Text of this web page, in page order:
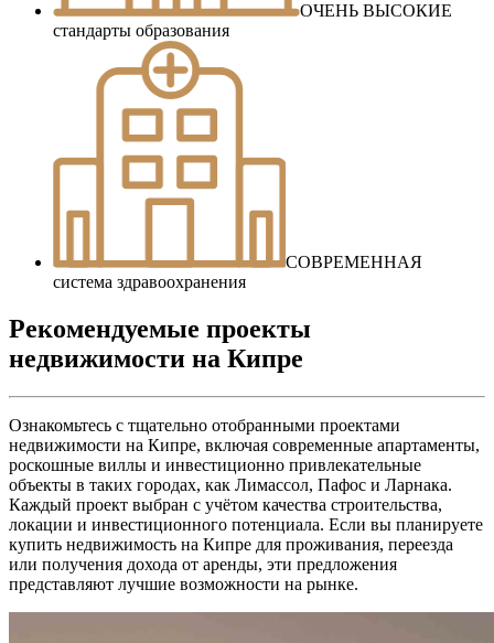
ОЧЕНЬ ВЫСОКИЕ
стандарты образования
СОВРЕМЕННАЯ
система здравоохранения
Рекомендуемые проекты
недвижимости на Кипре
Ознакомьтесь с тщательно отобранными проектами
недвижимости на Кипре, включая современные апартаменты,
роскошные виллы и инвестиционно привлекательные
объекты в таких городах, как Лимассол, Пафос и Ларнака.
Каждый проект выбран с учётом качества строительства,
локации и инвестиционного потенциала. Если вы планируете
купить недвижимость на Кипре для проживания, переезда
или получения дохода от аренды, эти предложения
представляют лучшие возможности на рынке.